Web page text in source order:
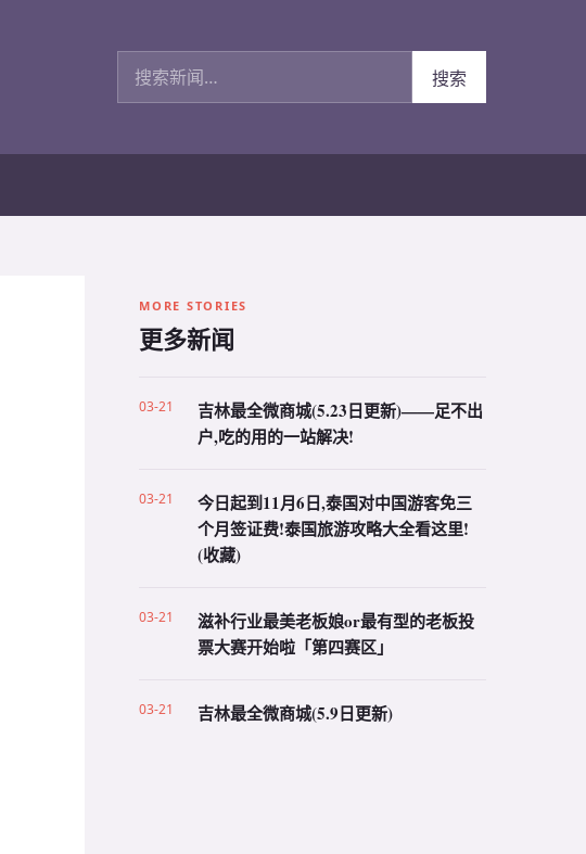
搜索新闻
搜索
MORE STORIES
更多新闻
03-21
吉林最全微商城(5.23日更新)——足不出
户,吃的用的一站解决!
03-21
今日起到11月6日,泰国对中国游客免三
个月签证费!泰国旅游攻略大全看这里!
(收藏)
03-21
滋补行业最美老板娘or最有型的老板投
票大赛开始啦「第四赛区」
03-21 吉林最全微商城(5.9日更新)